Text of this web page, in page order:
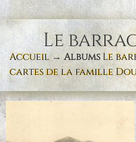
Le
Accueil→ AlbumsLe
cartes de la famille